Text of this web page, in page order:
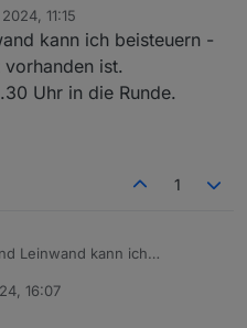
ist
zu welcher Zeit wollen
Leinwand kann jeder online
so das jeder eine VPN
kommen werden wir
11:15
kann ich beisteuern -
ist.
Uhr in die Runde.
1
ab 18.30 Uhr in die Runde.
16:07